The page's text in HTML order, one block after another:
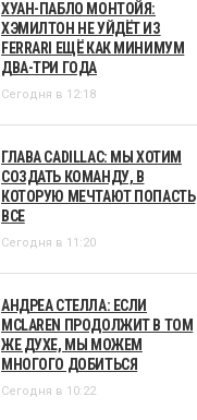
ХУАН-ПАБЛО МОНТОЙЯ:
ХЭМИЛТОН НЕ УЙДЁТ ИЗ
FERRARI ЕЩЁ КАК МИНИМУМ
ДВА-ТРИ ГОДА
Сегодня в 12:18
ГЛАВА CADILLAC: МЫ ХОТИМ
СОЗДАТЬ КОМАНДУ, В
КОТОРУЮ МЕЧТАЮТ ПОПАСТЬ
ВСЕ
Сегодня в 11:20
АНДРЕА СТЕЛЛА: ЕСЛИ
MCLAREN ПРОДОЛЖИТ В ТОМ
ЖЕ ДУХЕ, МЫ МОЖЕМ
МНОГОГО ДОБИТЬСЯ
Сегодня в 10:22